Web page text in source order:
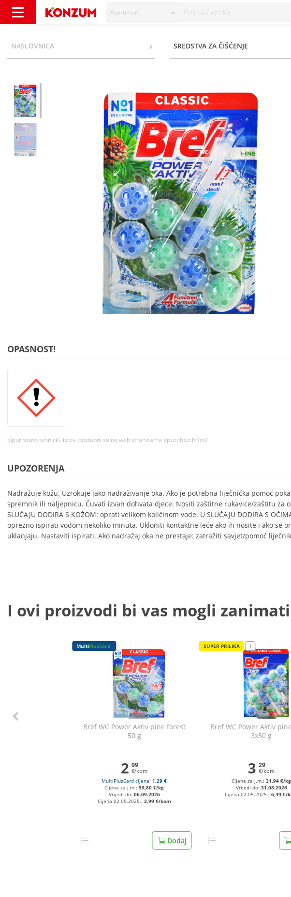
Asortiman
NASLOVNICA SREDSTVA ZA ČIŠĆENJE
OPASNOST!
Sigurnosno tehnicki listovi dostupni su na web stranicama apsot.hzjz.hr/stl/
UPOZORENJA
Nadražuje kožu. Uzrokuje jako nadraživanje oka. Ako je potrebna liječnička pomoć
spremnik ili naljepnicu. Čuvati izvan dohvata djece. Nositi zaštitne rukavice/zaštitu za
SLUČAJU DODIRA S KOŽOM: oprati velikom količinom vode. U SLUČAJU DODIRA S
oprezno ispirati vodom nekoliko minuta. Ukloniti kontaktne leće ako ih nosite i ako se
uklanjaju. Nastaviti ispirati. Ako nadražaj oka ne prestaje: zatražiti savjet/pomoć
I ovi proizvodi bi vas mogli
MultiPlusCard
Bref WC Power Aktiv pine forest
50 g
2 99
€/kom
MultiPlusCard cijena:1,29 €
Cijena za j.m.:59,80 €/kg
Vrijedi do: 06.09.2026
Cijena 02.05.2025.: 2,99 €/kom
Dodaj
SUPER PRILIKA !
Bref WC Power Aktiv
3x50 g
3 29
€/kom
Cijena za j.m.:21,94 €/kg
Vrijedi do: 31.08.2026
Cijena 02.05.2025.: 6,49 €/